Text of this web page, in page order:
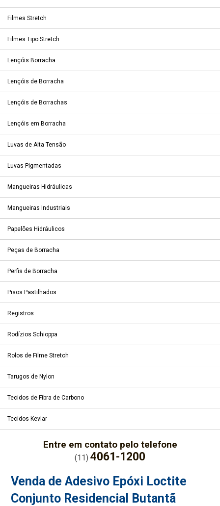
Filmes Stretch
Filmes Tipo Stretch
Lençóis Borracha
Lençóis de Borracha
Lençóis de Borrachas
Lençóis em Borracha
Luvas de Alta Tensão
Luvas Pigmentadas
Mangueiras Hidráulicas
Mangueiras Industriais
Papelões Hidráulicos
Peças de Borracha
Perfis de Borracha
Pisos Pastilhados
Registros
Rodízios Schioppa
Rolos de Filme Stretch
Tarugos de Nylon
Tecidos de Fibra de Carbono
Tecidos Kevlar
Entre em contato pelo telefone
(11) 4061-1200
Venda de Adesivo Epóxi Loctite
Conjunto Residencial Butantã